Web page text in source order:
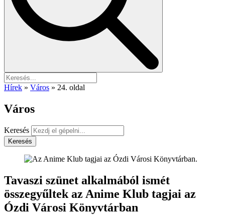
Hírek » Város » 24. oldal
Város
Keresés
Keresés
Tavaszi szünet alkalmából ismét
összegyűltek az Anime Klub tagjai az
Ózdi Városi Könyvtárban